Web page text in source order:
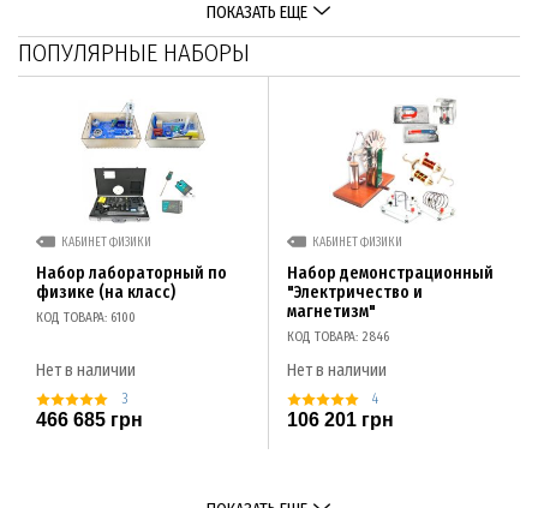
ПОКАЗАТЬ ЕЩЕ
ПОПУЛЯРНЫЕ НАБОРЫ
КАБИНЕТ ФИЗИКИ
Набор лабораторный по
физике (на класс)
КОД ТОВАРА: 6100
Нет в наличии
3
466 685 грн
КАБИНЕТ ФИЗИКИ
Набор демонстрационный
"Электричество и
магнетизм"
КОД ТОВАРА: 2846
Нет в наличии
4
106 201 грн